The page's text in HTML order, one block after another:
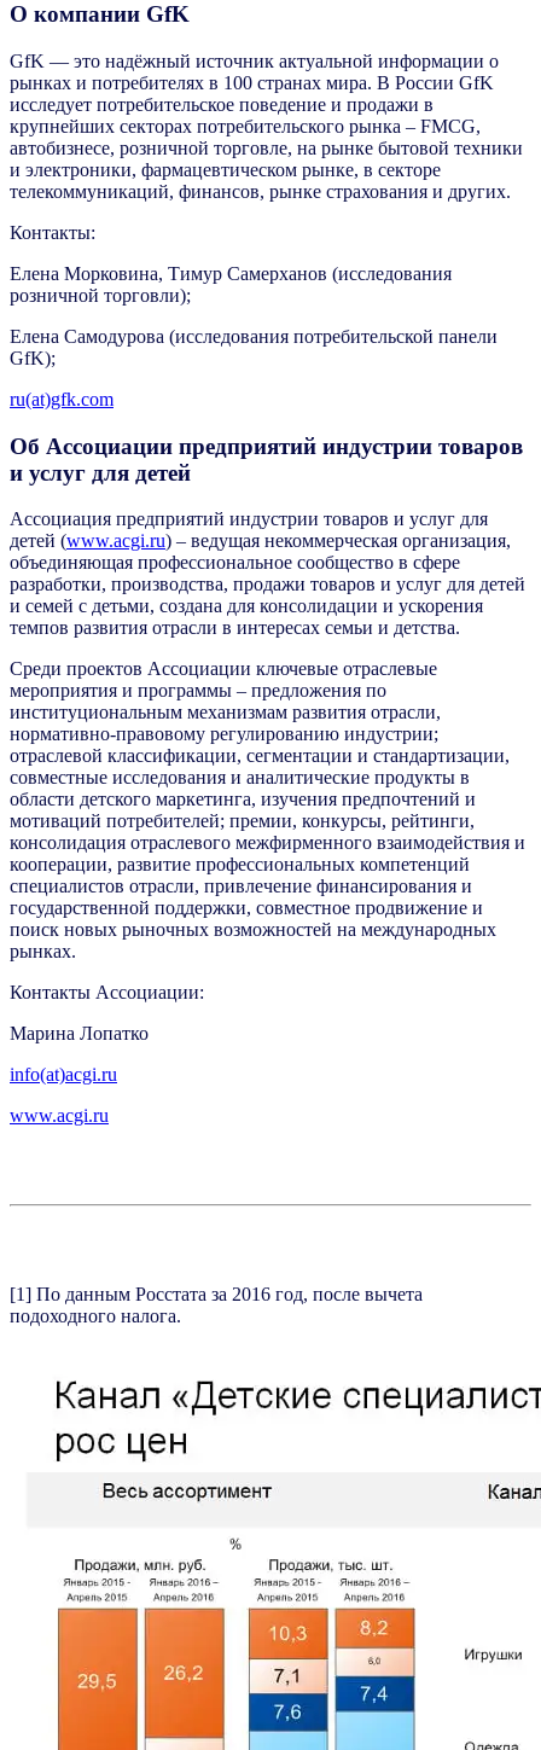
О компании GfK
GfK — это надёжный источник актуальной информации о
рынках и потребителях в 100 странах мира. В России GfK
исследует потребительское поведение и продажи в
крупнейших секторах потребительского рынка – FMCG,
автобизнесе, розничной торговле, на рынке бытовой техники
и электроники, фармацевтическом рынке, в секторе
телекоммуникаций, финансов, рынке страхования и других.
Контакты:
Елена Морковина, Тимур Самерханов (исследования
розничной торговли);
Елена Самодурова (исследования потребительской панели
GfK);
ru(at)gfk.com
Об Ассоциации предприятий индустрии товаров
и услуг для детей
Ассоциация предприятий индустрии товаров и услуг для
детей (www.acgi.ru) – ведущая некоммерческая организация,
объединяющая профессиональное сообщество в сфере
разработки, производства, продажи товаров и услуг для детей
и семей с детьми, создана для консолидации и ускорения
темпов развития отрасли в интересах семьи и детства.
Среди проектов Ассоциации ключевые отраслевые
мероприятия и программы – предложения по
институциональным механизмам развития отрасли,
нормативно-правовому регулированию индустрии;
отраслевой классификации, сегментации и стандартизации,
совместные исследования и аналитические продукты в
области детского маркетинга, изучения предпочтений и
мотиваций потребителей; премии, конкурсы, рейтинги,
консолидация отраслевого межфирменного взаимодействия и
кооперации, развитие профессиональных компетенций
специалистов отрасли, привлечение финансирования и
государственной поддержки, совместное продвижение и
поиск новых рыночных возможностей на международных
рынках.
Контакты Ассоциации:
Марина Лопатко
info(at)acgi.ru
www.acgi.ru
[1] По данным Росстата за 2016 год, после вычета
подоходного налога.